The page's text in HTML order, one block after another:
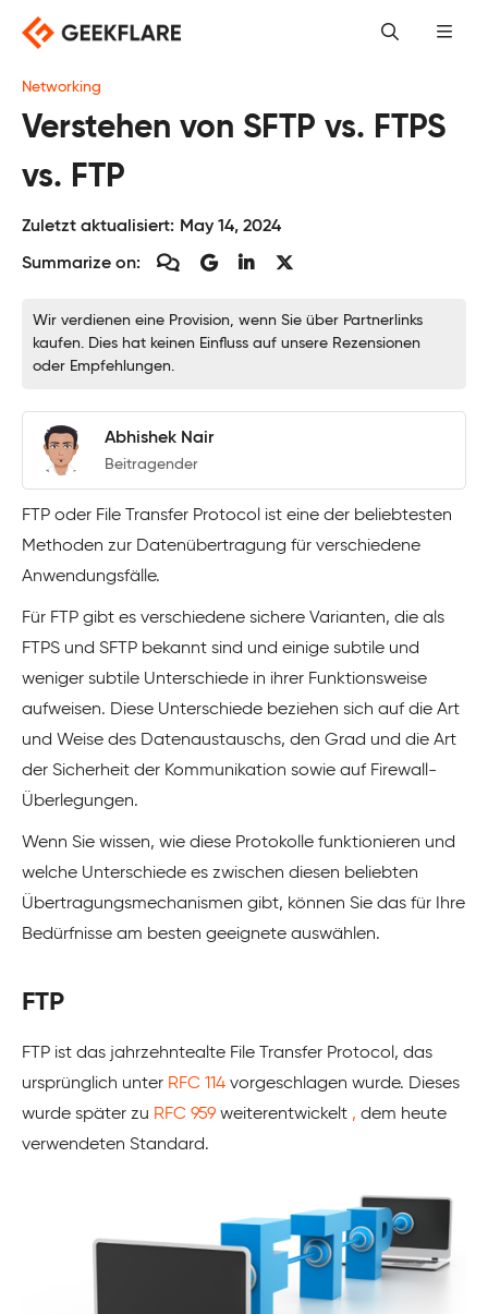
Skip
content
Networking
Verstehen von SFTP vs. FTPS
vs. FTP
Zuletzt aktualisiert: May 14, 2024
Summarize on:
Wir verdienen eine Provision, wenn Sie über Partnerlinks
kaufen. Dies hat keinen Einfluss auf unsere Rezensionen
oder Empfehlungen.
Abhishek Nair
Beitragender
FTP oder File Transfer Protocol ist eine der beliebtesten
Methoden zur Datenübertragung für verschiedene
Anwendungsfälle.
Für FTP gibt es verschiedene sichere Varianten, die als
FTPS und SFTP bekannt sind und einige subtile und
weniger subtile Unterschiede in ihrer Funktionsweise
aufweisen. Diese Unterschiede beziehen sich auf die Art
und Weise des Datenaustauschs, den Grad und die Art
der Sicherheit der Kommunikation sowie auf Firewall-
Überlegungen.
Wenn Sie wissen, wie diese Protokolle funktionieren und
welche Unterschiede es zwischen diesen beliebten
Übertragungsmechanismen gibt, können Sie das für Ihre
Bedürfnisse am besten geeignete auswählen.
FTP
FTP ist das jahrzehntealte File Transfer Protocol, das
ursprünglich unter RFC 114 vorgeschlagen wurde. Dieses
wurde später zu RFC 959 weiterentwickelt , dem heute
verwendeten Standard.